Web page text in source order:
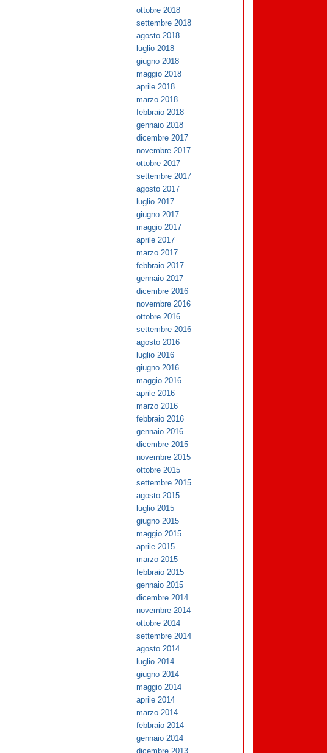
ottobre 2018
settembre 2018
agosto 2018
luglio 2018
giugno 2018
maggio 2018
aprile 2018
marzo 2018
febbraio 2018
gennaio 2018
dicembre 2017
novembre 2017
ottobre 2017
settembre 2017
agosto 2017
luglio 2017
giugno 2017
maggio 2017
aprile 2017
marzo 2017
febbraio 2017
gennaio 2017
dicembre 2016
novembre 2016
ottobre 2016
settembre 2016
agosto 2016
luglio 2016
giugno 2016
maggio 2016
aprile 2016
marzo 2016
febbraio 2016
gennaio 2016
dicembre 2015
novembre 2015
ottobre 2015
settembre 2015
agosto 2015
luglio 2015
giugno 2015
maggio 2015
aprile 2015
marzo 2015
febbraio 2015
gennaio 2015
dicembre 2014
novembre 2014
ottobre 2014
settembre 2014
agosto 2014
luglio 2014
giugno 2014
maggio 2014
aprile 2014
marzo 2014
febbraio 2014
gennaio 2014
dicembre 2013